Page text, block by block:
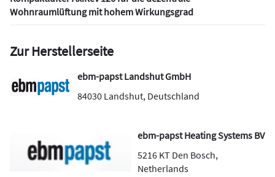
Wohnraumlüftung mit hohem Wirkungsgrad
Zur Herstellerseite
ebm-papst Landshut GmbH
84030 Landshut, Deutschland
ebm-papst Heating Systems BV
5216 KT Den Bosch,
Netherlands